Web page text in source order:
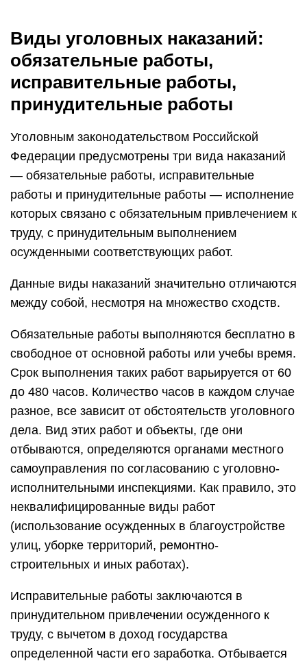
Виды уголовных наказаний:
обязательные работы,
исправительные работы,
принудительные работы
Уголовным законодательством Российской
Федерации предусмотрены три вида наказаний
— обязательные работы, исправительные
работы и принудительные работы — исполнение
которых связано с обязательным привлечением к
труду, с принудительным выполнением
осужденными соответствующих работ.
Данные виды наказаний значительно отличаются
между собой, несмотря на множество сходств.
Обязательные работы выполняются бесплатно в
свободное от основной работы или учебы время.
Срок выполнения таких работ варьируется от 60
до 480 часов. Количество часов в каждом случае
разное, все зависит от обстоятельств уголовного
дела. Вид этих работ и объекты, где они
отбываются, определяются органами местного
самоуправления по согласованию с уголовно-
исполнительными инспекциями. Как правило, это
неквалифицированные виды работ
(использование осужденных в благоустройстве
улиц, уборке территорий, ремонтно-
строительных и иных работах).
Исправительные работы заключаются в
принудительном привлечении осужденного к
труду, с вычетом в доход государства
определенной части его заработка. Отбывается